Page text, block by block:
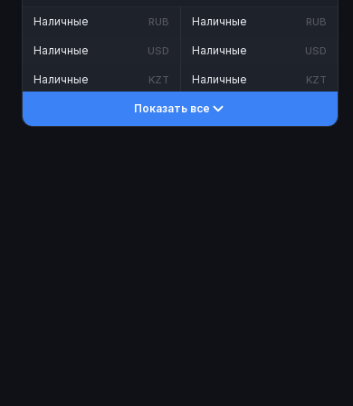
Наличные RUB
Наличные USD
Наличные KZT
Наличные RUB
Наличные USD
Наличные KZT
Показать все